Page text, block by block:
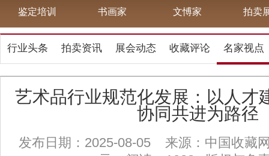
鉴定培训 书画家 文愽家 拍卖
行业头条 拍卖资讯 展会动态 收藏评论 名家视点
艺术品行业规范化发展：以人才
协同共进为路径
发布日期：2025-08-05 来源：中国收藏